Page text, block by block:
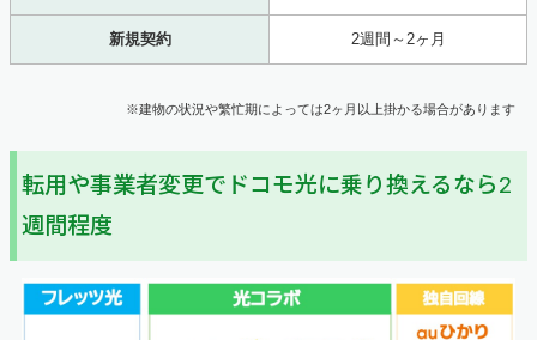
新規契約 2週間～2ヶ月
※建物の状況や繁忙期によっては2ヶ月以上掛かる場合があります
転用や事業者変更でドコモ光に乗り換えるなら2
週間程度